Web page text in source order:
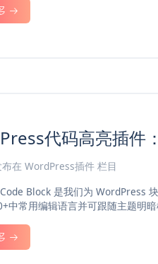
代码高亮插件
布在 WordPress插件 栏目
Block 是我们为 WordPress
中常用编辑语言并可跟随主题明